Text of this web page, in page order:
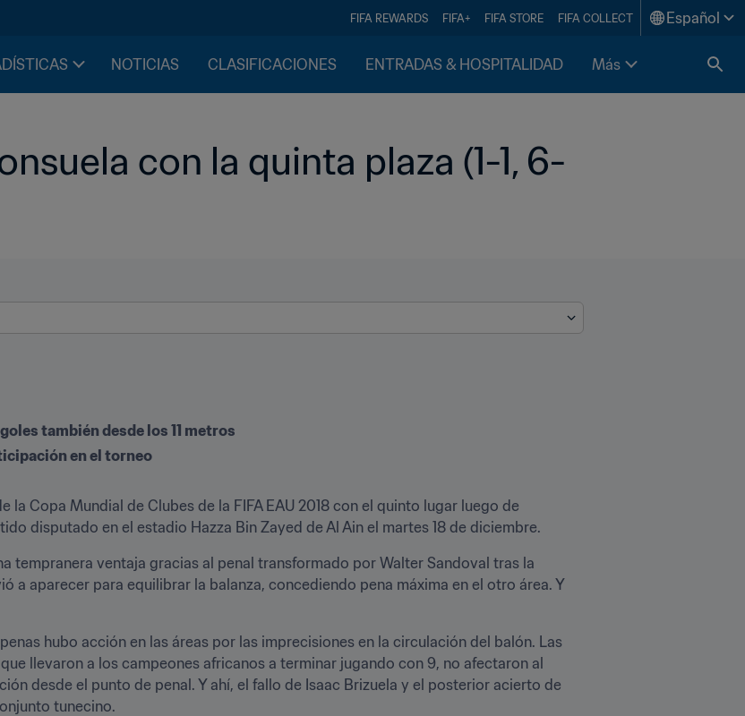
FIFA REWARDS FIFA+ FIFA STORE FIFA COLLECT Español
NOTICIAS CLASIFICACIONES ENTRADAS & HOSPITALIDAD Más
con la quinta plaza (1-1, 6-
también desde los 11 metros
en el torneo
la Copa Mundial de Clubes de la FIFA EAU 2018 con el quinto lugar luego de
disputado en el estadio Hazza Bin Zayed de Al Ain el martes 18 de diciembre.
tempranera ventaja gracias al penal transformado por Walter Sandoval tras la
a aparecer para equilibrar la balanza, concediendo pena máxima en el otro área. Y
hubo acción en las áreas por las imprecisiones en la circulación del balón. Las
llevaron a los campeones africanos a terminar jugando con 9, no afectaron al
desde el punto de penal. Y ahí, el fallo de Isaac Brizuela y el posterior acierto de
tunecino.